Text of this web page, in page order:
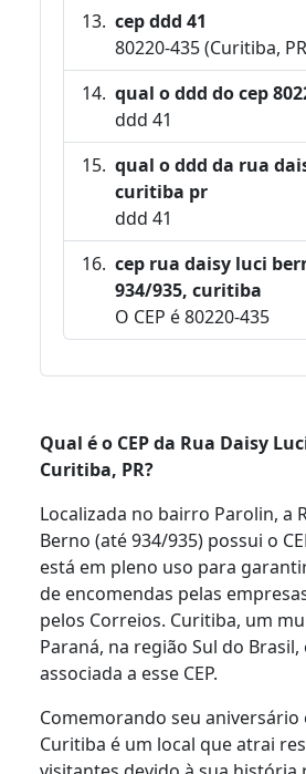
cep ddd 41
80220-435 (Curitiba,
qual o ddd do cep
ddd 41
qual o ddd da rua
curitiba pr
ddd 41
cep rua daisy luci
934/935, curitiba
O CEP é 80220-435
Qual é o CEP da Rua Daisy
Curitiba, PR?
Localizada no bairro Parolin, a
Berno (até 934/935) possui o
está em pleno uso para
de encomendas pelas
pelos Correios. Curitiba, um
Paraná, na região Sul do Brasil,
associada a esse CEP.
Comemorando seu aniversário
Curitiba é um local que atrai